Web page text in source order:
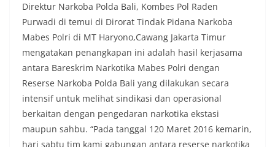
Direktur Narkoba Polda Bali, Kombes Pol Raden
Purwadi di temui di Dirorat Tindak Pidana Narkoba
Mabes Polri di MT Haryono,Cawang Jakarta Timur
mengatakan penangkapan ini adalah hasil kerjasama
antara Bareskrim Narkotika Mabes Polri dengan
Reserse Narkoba Polda Bali yang dilakukan secara
intensif untuk melihat sindikasi dan operasional
berkaitan dengan pengedaran narkotika ekstasi
maupun sahbu. “Pada tanggal 120 Maret 2016 kemarin,
hari sabtu tim kami gabungan antara reserse narkotika